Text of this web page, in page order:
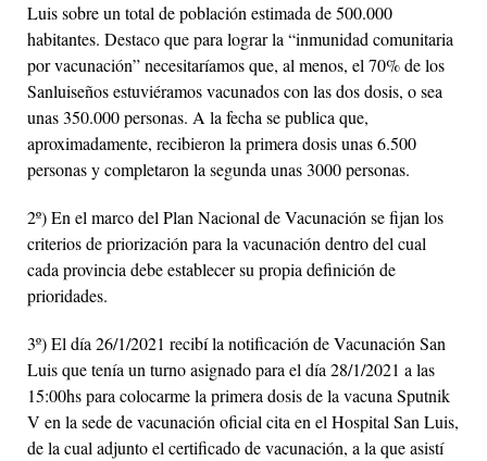
Luis sobre un total de población estimada de 500.000
habitantes. Destaco que para lograr la “inmunidad comunitaria
por vacunación” necesitaríamos que, al menos, el 70% de los
Sanluiseños estuviéramos vacunados con las dos dosis, o sea
unas 350.000 personas. A la fecha se publica que,
aproximadamente, recibieron la primera dosis unas 6.500
personas y completaron la segunda unas 3000 personas.
2º) En el marco del Plan Nacional de Vacunación se fijan los
criterios de priorización para la vacunación dentro del cual
cada provincia debe establecer su propia definición de
prioridades.
3º) El día 26/1/2021 recibí la notificación de Vacunación San
Luis que tenía un turno asignado para el día 28/1/2021 a las
15:00hs para colocarme la primera dosis de la vacuna Sputnik
V en la sede de vacunación oficial cita en el Hospital San Luis,
de la cual adjunto el certificado de vacunación, a la que asistí